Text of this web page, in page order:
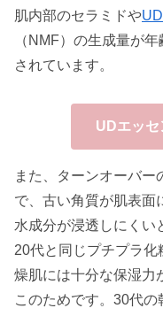
肌内部のセラミドや
（NMF）の生成量が
されています。
UDエッセ
また、ターンオーバー
で、古い角質が肌表面
水成分が浸透しにくい
20代と同じプチプラ
燥肌には十分な保湿力
このためです。30代